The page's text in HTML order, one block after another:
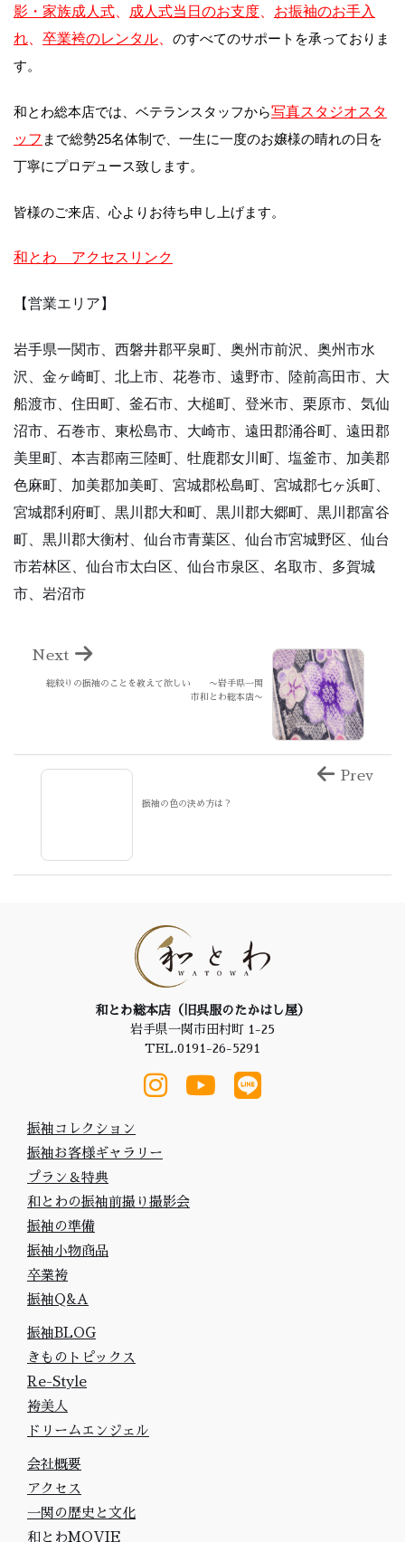
影・家族成人式
成人式当日のお支度
お振袖のお手入
れ
卒業袴のレンタル
のすべてのサポートを承っておりま
す。
和とわ総本店では、ベテランスタッフから写真スタジオスタ
ッフ まで総勢25名体制で、一生に一度のお嬢様の晴れの日を
丁寧にプロデュース致します。
皆様のご来店、心よりお待ち申し上げます。
和とわ アクセスリンク
【営業エリア】
岩手県一関市、西磐井郡平泉町、奥州市前沢、奥州市水
沢、金ヶ崎町、北上市、花巻市、遠野市、陸前高田市、大
船渡市、住田町、釜石市、大槌町、登米市、栗原市、気仙
沼市、石巻市、東松島市、大崎市、遠田郡涌谷町、遠田郡
美里町、本吉郡南三陸町、牡鹿郡女川町、塩釜市、加美郡
色麻町、加美郡加美町、宮城郡松島町、宮城郡七ヶ浜町、
宮城郡利府町、黒川郡大和町、黒川郡大郷町、黒川郡富谷
町、黒川郡大衡村、仙台市青葉区、仙台市宮城野区、仙台
市若林区、仙台市太白区、仙台市泉区、名取市、多賀城
市、岩沼市
総絞りの振袖のことを教えて欲しい 〜岩手県一関
市和とわ総本店〜
Next
振袖の色の決め方は？
Prev
和とわ総本店（旧呉服のたかはし屋）
岩手県一関市田村町 1-25
TEL.0191-26-5291
振袖コレクション
振袖お客様ギャラリー
プラン＆特典
和とわの振袖前撮り撮影会
振袖の準備
振袖小物商品
卒業袴
振袖Q&A
振袖BLOG
きものトピックス
Re-Style
袴美人
ドリームエンジェル
会社概要
アクセス
一関の歴史と文化
和とわMOVIE